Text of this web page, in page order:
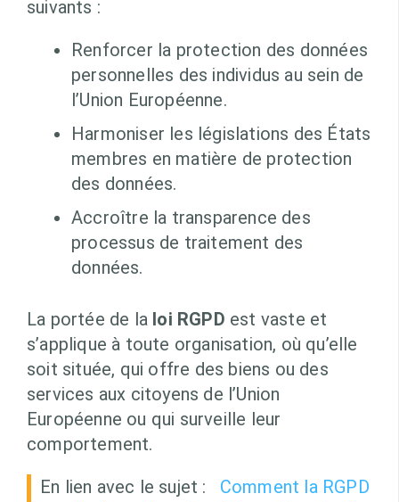
suivants :
Renforcer la protection des données
personnelles des individus au sein de
l’Union Européenne.
Harmoniser les législations des États
membres en matière de protection
des données.
Accroître la transparence des
processus de traitement des
données.
La portée de la loi RGPD est vaste et
s’applique à toute organisation, où qu’elle
soit située, qui offre des biens ou des
services aux citoyens de l’Union
Européenne ou qui surveille leur
comportement.
En lien avec le sujet :
Comment la RGPD